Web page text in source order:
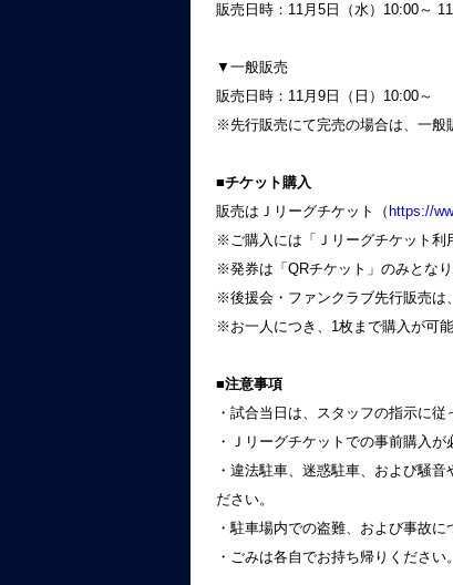
販売日時：11月5日（水）10:00～
▼一般販売
販売日時：11月9日（日）10:00～
※先行販売にて完売の場合は、一般
■チケット購入
販売はＪリーグチケット（ https://
※ご購入には「Ｊリーグチケット利
※発券は「QRチケット」のみとなり
※後援会・ファンクラブ先行販売は
※お一人につき、1枚まで購入が可能
■注意事項
・試合当日は、スタッフの指示に従
・Ｊリーグチケットでの事前購入が
・違法駐車、迷惑駐車、および騒
ださい。
・駐車場内での盗難、および事故に
・ごみは各自でお持ち帰りください。